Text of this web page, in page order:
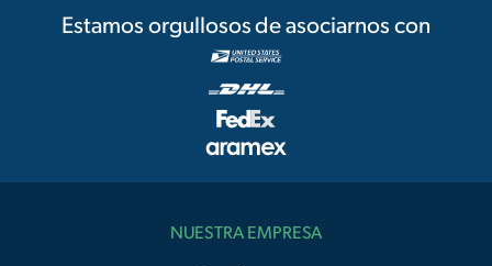
Estamos orgullosos de asociarnos con
NUESTRA EMPRESA